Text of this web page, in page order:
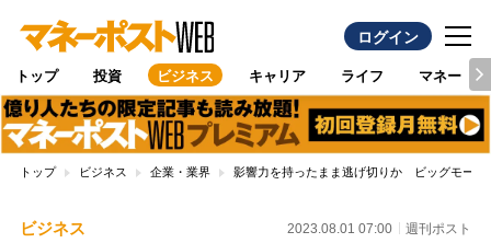
ログイン
トップ 投資 ビジネス キャリア ライフ マネー
トップ ビジネス 企業・業界 影響力を持ったまま逃げ切りか ビッグモータ
ビジネス 2023.08.01 07:00 週刊ポスト